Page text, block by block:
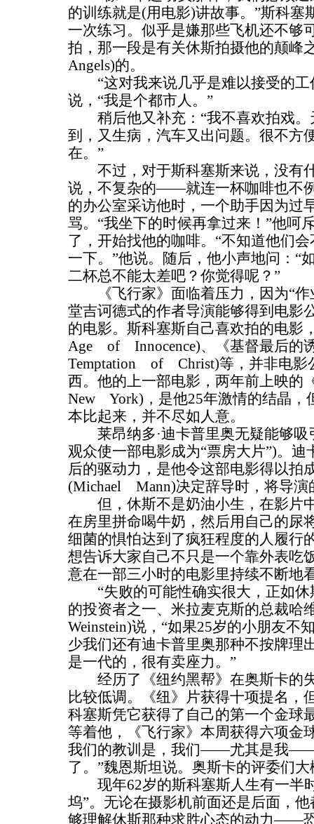
的训练就是(用电影)讲故事。”斯科塞
一次练习。似乎是嫌那些飞机还不够
拍，那一段是有关休斯拍摄他的颠
Angels)的。
“这对我来说几乎是难以接受的工
说，“我是个都市人。”
稍后他又补充：“我不喜欢拍戏。
到，又生病，汽车又出问题。很不方
在。”
不过，对于斯科塞斯来说，没有
说，不复杂的——就连一杯咖啡也不
的办公室采访他时，一个助手因为过
骂。“我坐下的时候再拿过来！”他呵
了，开始找他的咖啡。“不知道他们
一下。”他说。随后，他小声地问：“
二杯总不能太差吧？你觉得呢？”
《飞行家》面临着压力，因为“作
堂吉诃德式的作者导演能够得到电影
的电影。斯科塞斯自己喜欢拍的电
Age of Innocence)、《基督最后
Temptation of Christ)等，并非电影
西。他的上一部电影，两年前上映
New York)，是他25年激情的结晶，
本比起来，并不尽如人意。
莱昂纳多·迪卡普里奥无疑能够吸
观众使一部电影成为“票房大片”)。
后的驱动力，是他令这部电影得以拍
(Michael Mann)决定辞导时，将导演
但，休斯不是奶油小生，在影片
在房里拼命喝牛奶，然后用自己的尿
细菌的惧怕达到了疯狂程度的人履行
想告诉大家自己不只是一个靠外表吃
意在一部三小时的电影里持续不断地
“失败的可能性确实很大，正如休
的投资者之一、米拉麦克斯的总裁
Weinstein)说，“如果25岁的小朋友不
少我们还有迪卡普里奥那种不按牌理
是一代的，很有卖座力。”
经历了《纽约黑帮》在奥斯卡的
比较低调。《纽》片获得十项提名，
科塞斯凭它获得了自己的第一个金球
等着他，《飞行家》本周获得六项金
我们的教训是，我们——尤其是我
了。”魏恩斯坦说。奥斯卡的评委们
现年62岁的斯科塞斯人生有一半
坞”。无论在摄影机前面还是后面，
够理解休斯那种求胜心态的动力——